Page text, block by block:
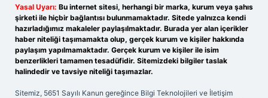
Yasal Uyarı: Bu internet sitesi, herhangi bir marka, kurum veya şahıs
şirketi ile hiçbir bağlantısı bulunmamaktadır. Sitede yalnızca kendi
hazırladığımız makaleler paylaşılmaktadır. Burada yer alan içerikler
haber niteliği taşımamakta olup, gerçek kurum ve kişiler hakkında
paylaşım yapılmamaktadır. Gerçek kurum ve kişiler ile isim
benzerlikleri tamamen tesadüfidir. Sitemizdeki bilgiler taslak
halindedir ve tavsiye niteliği taşımazlar.
Sitemiz, 5651 Sayılı Kanun gereğince Bilgi Teknolojileri ve İletişim